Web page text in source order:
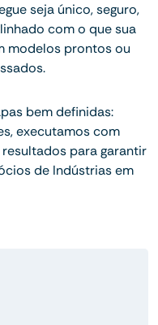
seja único, seguro,
com o que sua
modelos prontos ou
bem definidas:
executamos com
para garantir
de Indústrias em